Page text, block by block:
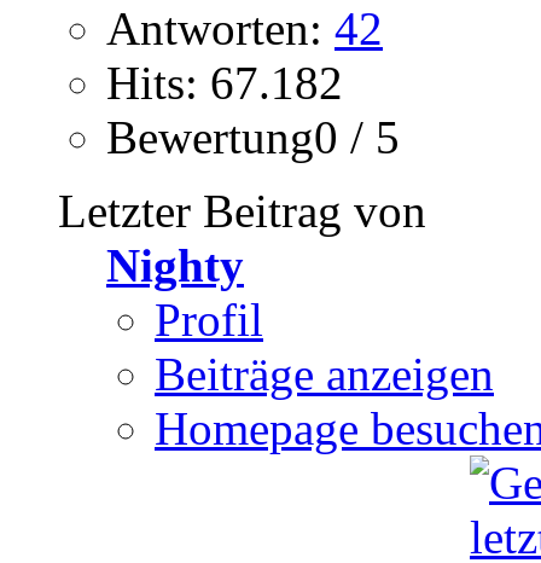
Antworten: 42
Hits: 67.182
Bewertung0 / 5
Letzter Beitrag von
Nighty
Profil
Beiträge anzeigen
Homepage